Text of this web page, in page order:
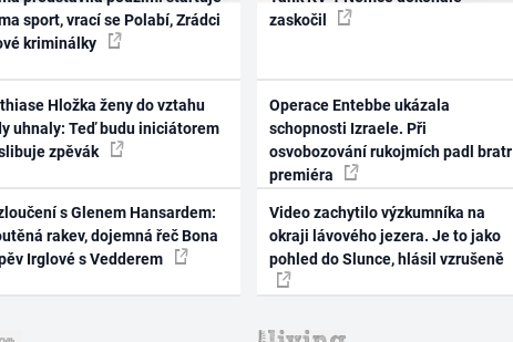
sport, vrací se Polabí, Zrádci
kriminálky
Hložka ženy do vztahu
uhnaly: Teď budu iniciátorem
zpěvák
s Glenem Hansardem:
rakev, dojemná řeč Bona
Irglové s Vedderem
zaskočil
Operace Entebbe ukázala
schopnosti Izraele. Při
osvobozování rukojmích padl bratr
premiéra
Video zachytilo výzkumníka na
okraji lávového jezera. Je to jako
pohled do Slunce, hlásil vzrušeně